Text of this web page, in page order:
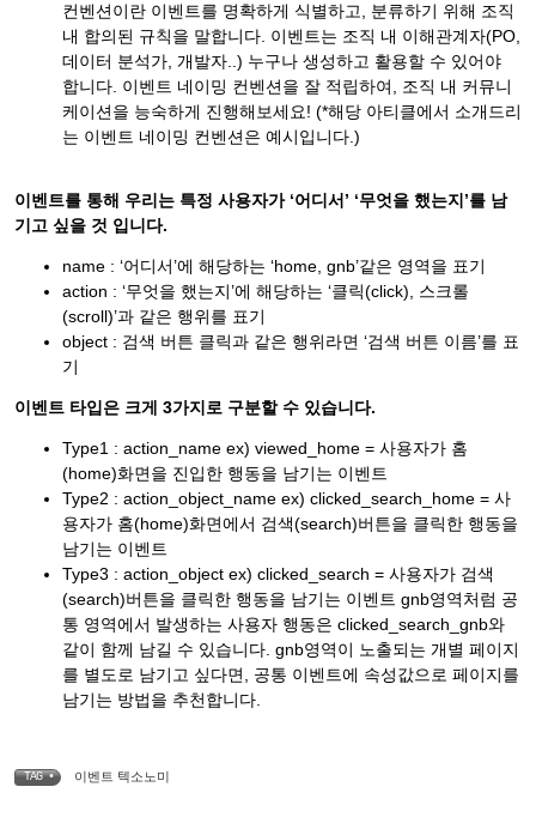
컨벤션이란 이벤트를 명확하게 식별하고, 분류하기 위해 조직
내 합의된 규칙을 말합니다. 이벤트는 조직 내 이해관계자(PO,
데이터 분석가, 개발자..) 누구나 생성하고 활용할 수 있어야
합니다. 이벤트 네이밍 컨벤션을 잘 적립하여, 조직 내 커뮤니
케이션을 능숙하게 진행해보세요! (*해당 아티클에서 소개드리
는 이벤트 네이밍 컨벤션은 예시입니다.)
이벤트를 통해 우리는 특정 사용자가 ‘어디서’ ‘무엇을 했는지’를 남
기고 싶을 것 입니다.
name : ‘어디서’에 해당하는 ‘home, gnb’같은 영역을 표기
action : ‘무엇을 했는지’에 해당하는 ‘클릭(click), 스크롤
(scroll)’과 같은 행위를 표기
object : 검색 버튼 클릭과 같은 행위라면 ‘검색 버튼 이름’를 표
기
이벤트 타입은 크게 3가지로 구분할 수 있습니다.
Type1 : action_name ex) viewed_home = 사용자가 홈
(home)화면을 진입한 행동을 남기는 이벤트
Type2 : action_object_name ex) clicked_search_home = 사
용자가 홈(home)화면에서 검색(search)버튼을 클릭한 행동을
남기는 이벤트
Type3 : action_object ex) clicked_search = 사용자가 검색
(search)버튼을 클릭한 행동을 남기는 이벤트 gnb영역처럼 공
통 영역에서 발생하는 사용자 행동은 clicked_search_gnb와
같이 함께 남길 수 있습니다. gnb영역이 노출되는 개별 페이지
를 별도로 남기고 싶다면, 공통 이벤트에 속성값으로 페이지를
남기는 방법을 추천합니다.
TAG • 이벤트 텍소노미